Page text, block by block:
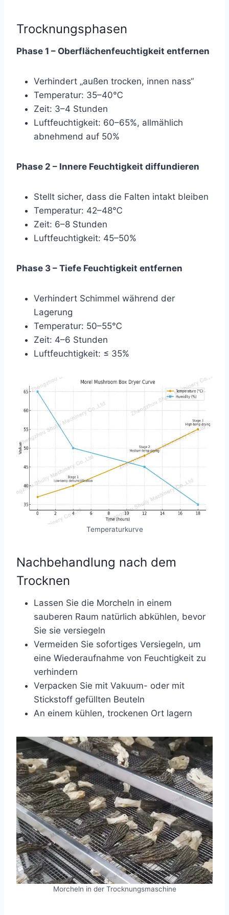
Trocknungsphasen
Phase 1 – Oberflächenfeuchtigkeit entfernen
Verhindert „außen trocken, innen nass“
Temperatur: 35–40℃
Zeit: 3–4 Stunden
Luftfeuchtigkeit: 60–65%, allmählich
abnehmend auf 50%
Phase 2 – Innere Feuchtigkeit diffundieren
Stellt sicher, dass die Falten intakt bleiben
Temperatur: 42–48℃
Zeit: 6–8 Stunden
Luftfeuchtigkeit: 45–50%
Phase 3 – Tiefe Feuchtigkeit entfernen
Verhindert Schimmel während der
Lagerung
Temperatur: 50–55℃
Zeit: 4–6 Stunden
Luftfeuchtigkeit: ≤ 35%
Temperaturkurve
Nachbehandlung nach dem
Trocknen
Lassen Sie die Morcheln in einem
sauberen Raum natürlich abkühlen, bevor
Sie sie versiegeln
Vermeiden Sie sofortiges Versiegeln, um
eine Wiederaufnahme von Feuchtigkeit zu
verhindern
Verpacken Sie mit Vakuum- oder mit
Stickstoff gefüllten Beuteln
An einem kühlen, trockenen Ort lagern
Morcheln in der Trocknungsmaschine